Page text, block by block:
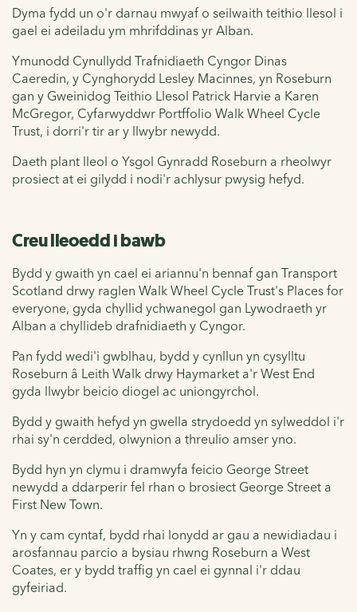
Dyma fydd un o'r darnau mwyaf o seilwaith teithio llesol i
gael ei adeiladu ym mhrifddinas yr Alban.
Ymunodd Cynullydd Trafnidiaeth Cyngor Dinas
Caeredin, y Cynghorydd Lesley Macinnes, yn Roseburn
gan y Gweinidog Teithio Llesol Patrick Harvie a Karen
McGregor, Cyfarwyddwr Portffolio Walk Wheel Cycle
Trust, i dorri'r tir ar y llwybr newydd.
Daeth plant lleol o Ysgol Gynradd Roseburn a rheolwyr
prosiect at ei gilydd i nodi'r achlysur pwysig hefyd.
Creu lleoedd i bawb
Bydd y gwaith yn cael ei ariannu'n bennaf gan Transport
Scotland drwy raglen Walk Wheel Cycle Trust's Places for
everyone, gyda chyllid ychwanegol gan Lywodraeth yr
Alban a chyllideb drafnidiaeth y Cyngor.
Pan fydd wedi'i gwblhau, bydd y cynllun yn cysylltu
Roseburn â Leith Walk drwy Haymarket a'r West End
gyda llwybr beicio diogel ac uniongyrchol.
Bydd y gwaith hefyd yn gwella strydoedd yn sylweddol i'r
rhai sy'n cerdded, olwynion a threulio amser yno.
Bydd hyn yn clymu i dramwyfa feicio George Street
newydd a ddarperir fel rhan o brosiect George Street a
First New Town.
Yn y cam cyntaf, bydd rhai lonydd ar gau a newidiadau i
arosfannau parcio a bysiau rhwng Roseburn a West
Coates, er y bydd traffig yn cael ei gynnal i'r ddau
gyfeiriad.